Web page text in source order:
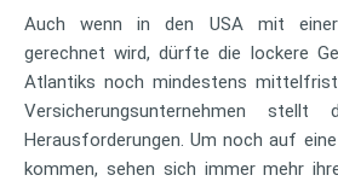
Auch wenn in den USA mit einer
gerechnet wird, dürfte die lockere
Atlantiks noch mindestens
Versicherungsunternehmen
Herausforderungen. Um noch auf
kommen, sehen sich immer mehr